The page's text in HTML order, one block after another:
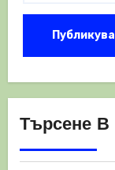
Търсене В